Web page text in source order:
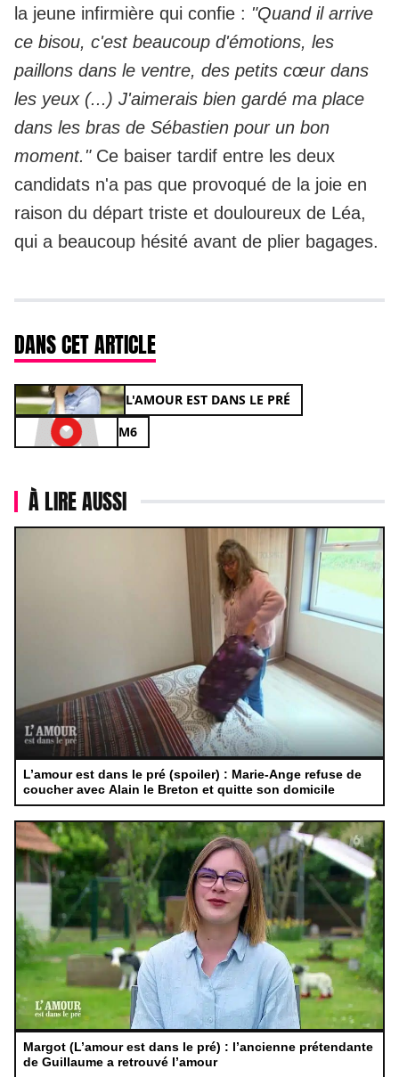
la jeune infirmière qui confie : "Quand il arrive
ce bisou, c'est beaucoup d'émotions, les
paillons dans le ventre, des petits cœur dans
les yeux (...) J'aimerais bien gardé ma place
dans les bras de Sébastien pour un bon
moment." Ce baiser tardif entre les deux
candidats n'a pas que provoqué de la joie en
raison du départ triste et douloureux de Léa,
qui a beaucoup hésité avant de plier bagages.
DANS CET ARTICLE
L'AMOUR EST DANS LE PRÉ
M6
À LIRE AUSSI
L’amour est dans le pré (spoiler) : Marie-Ange refuse de
coucher avec Alain le Breton et quitte son domicile
Margot (L’amour est dans le pré) : l’ancienne prétendante
de Guillaume a retrouvé l’amour